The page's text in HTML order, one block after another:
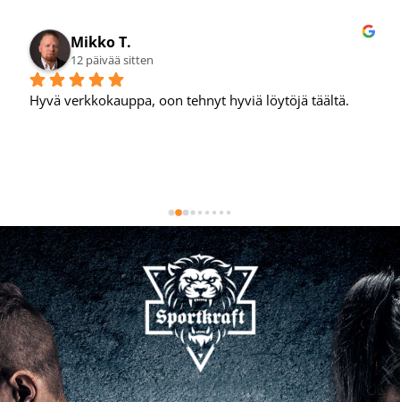
Mikko T.
12 päivää sitten
Hyvä verkkokauppa, oon tehnyt hyviä löytöjä täältä.